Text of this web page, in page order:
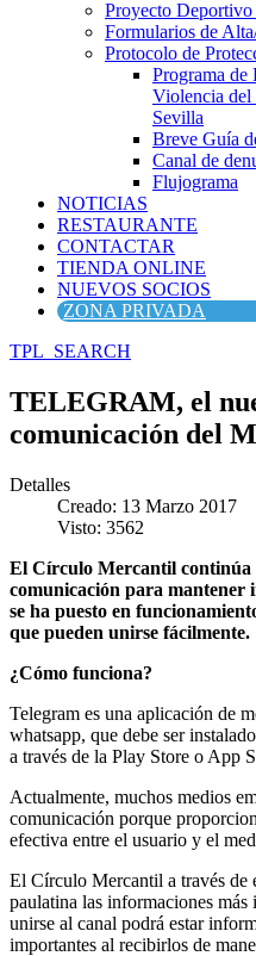
Proyecto
Formularios de
Protocolo de
Programa de
Violencia
Sevilla
Breve Guía
Canal de
Flujograma
NOTICIAS
RESTAURANTE
CONTACTAR
TIENDA ONLINE
NUEVOS SOCIOS
ZONA PRIVADA
TPL_SEARCH
TELEGRAM, el
comunicación del
Detalles
Creado: 13 Marzo 2017
Visto: 3562
El Círculo Mercantil continúa
comunicación para mantener
se ha puesto en
que pueden unirse fácilmente.
¿Cómo funciona?
Telegram es una aplicación de
whatsapp, que debe ser
a través de la Play Store o App
Actualmente, muchos medios
comunicación porque
efectiva entre el usuario y el
El Círculo Mercantil a través de
paulatina las informaciones
unirse al canal podrá estar
importantes al recibirlos de